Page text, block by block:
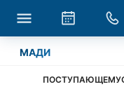
МАДИ
ПОСТУПАЮЩЕМУ